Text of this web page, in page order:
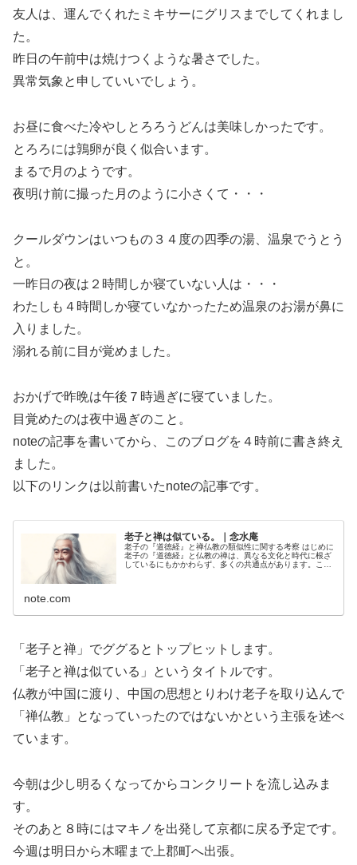
友人は、運んでくれたミキサーにグリスまでしてくれまし
た。
昨日の午前中は焼けつくような暑さでした。
異常気象と申していいでしょう。
お昼に食べた冷やしとろろうどんは美味しかったです。
とろろには鶉卵が良く似合います。
まるで月のようです。
夜明け前に撮った月のように小さくて・・・
クールダウンはいつもの３４度の四季の湯、温泉でうとう
と。
一昨日の夜は２時間しか寝ていない人は・・・
わたしも４時間しか寝ていなかったため温泉のお湯が鼻に
入りました。
溺れる前に目が覚めました。
おかげで昨晩は午後７時過ぎに寝ていました。
目覚めたのは夜中過ぎのこと。
noteの記事を書いてから、このブログを４時前に書き終え
ました。
以下のリンクは以前書いたnoteの記事です。
老子と禅は似ている。｜念水庵
老子の『道徳経』と禅仏教の類似性に関する考察 はじめに
老子の『道徳経』と仏教の禅は、異なる文化と時代に根ざ
しているにもかかわらず、多くの共通点があります。この
note.com
「老子と禅」でググるとトップヒットします。
「老子と禅は似ている」というタイトルです。
仏教が中国に渡り、中国の思想とりわけ老子を取り込んで
「禅仏教」となっていったのではないかという主張を述べ
ています。
今朝は少し明るくなってからコンクリートを流し込みま
す。
そのあと８時にはマキノを出発して京都に戻る予定です。
今週は明日から木曜まで上郡町へ出張。